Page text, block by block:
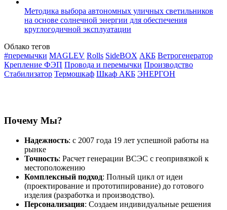
Методика выбора автономных уличных светильников
на основе солнечной энергии для обеспечения
круглогодичной эксплуатации
Облако тегов
#перемычки MAGLEV Rolls SideBOX АКБ Ветрогенератор
Крепление ФЭП Провода и перемычки Производство
Стабилизатор Термошкаф Шкаф АКБ ЭНЕРГОН
Почему Мы?
Надежность: с 2007 года 19 лет успешной работы на
рынке
Точность: Расчет генерации ВСЭС с геопривязкой к
местоположению
Комплексный подход: Полный цикл от идеи
(проектирование и прототипирование) до готового
изделия (разработка и производство).
Персонализация: Создаем индивидуальные решения